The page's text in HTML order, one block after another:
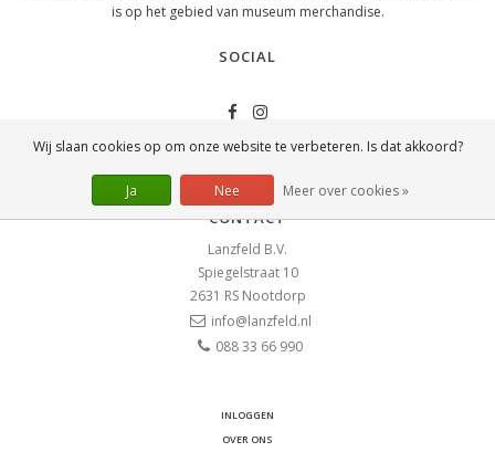
is op het gebied van museum merchandise.
SOCIAL
CONTACT
Lanzfeld B.V.
Spiegelstraat 10
2631 RS Nootdorp
info@lanzfeld.nl
088 33 66 990
INLOGGEN
OVER ONS
Wij slaan cookies op om onze website te verbeteren. Is dat akkoord?
Ja Nee Meer over cookies »